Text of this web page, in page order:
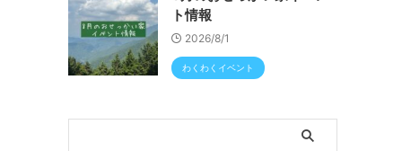
ト情報
2026/8/1
わくわくイベント